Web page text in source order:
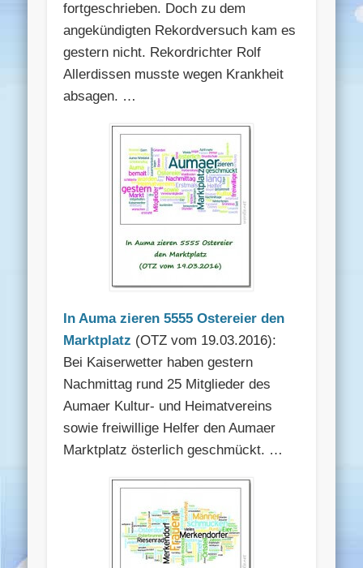
fortgeschrieben. Doch zu dem
angekündigten Rekordversuch kam es
gestern nicht. Rekordrichter Rolf
Allerdissen musste wegen Krankheit
absagen. …
In Auma zieren 5555 Ostereier den
Marktplatz (OTZ vom 19.03.2016):
Bei Kaiserwetter haben gestern
Nachmittag rund 25 Mitglieder des
Aumaer Kultur- und Heimatvereins
sowie freiwillige Helfer den Aumaer
Marktplatz österlich geschmückt. …